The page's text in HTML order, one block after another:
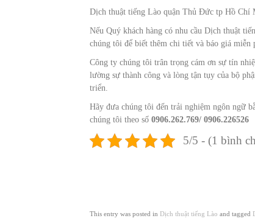
Dịch thuật tiếng Lào quận Thủ Đức tp Hồ Chí
Nếu Quý khách hàng có nhu cầu Dịch thuật
chúng tôi để biết thêm chi tiết và báo giá miễn
Công ty chúng tôi trân trọng cám ơn sự tín
lường sự thành công và lòng tận tụy của bộ
triển.
Hãy đưa chúng tôi đến trải nghiệm ngôn ngữ
chúng tôi theo số 0906.262.769/ 0906.226526
5/5 - (1 bình
This entry was posted in Dịch thuật tiếng Lào and tagged